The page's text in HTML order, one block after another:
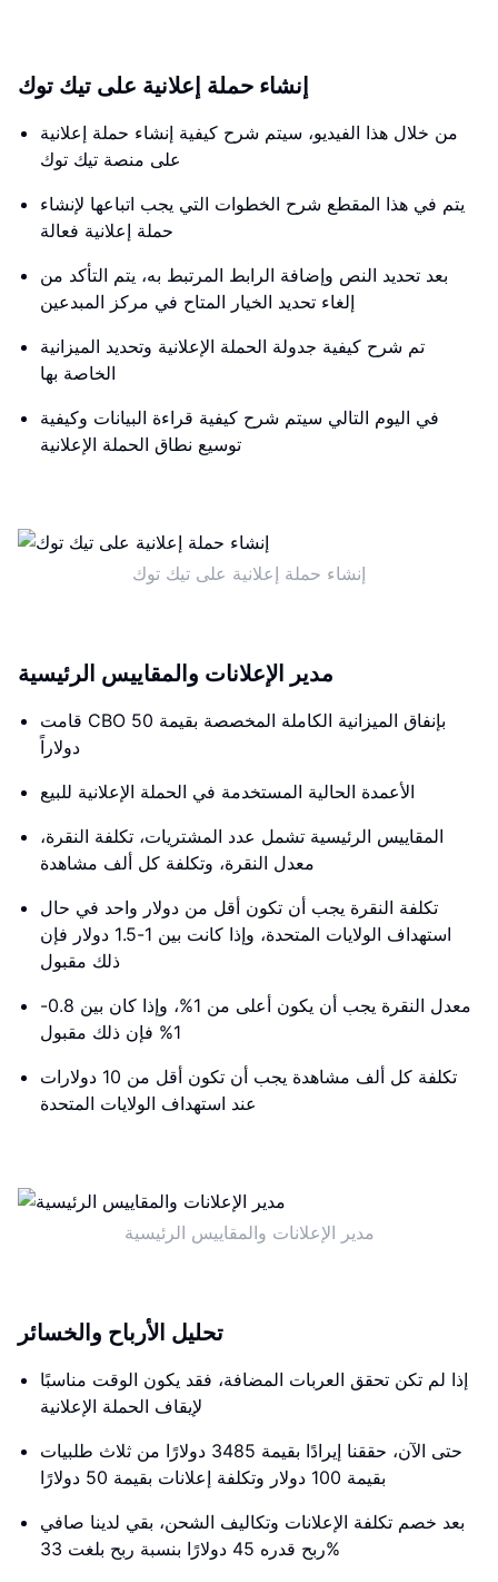
إنشاء حملة إعلانية على تيك توك
من خلال هذا الفيديو، سيتم شرح كيفية إنشاء حملة إعلانية
على منصة تيك توك
يتم في هذا المقطع شرح الخطوات التي يجب اتباعها لإنشاء
حملة إعلانية فعالة
بعد تحديد النص وإضافة الرابط المرتبط به، يتم التأكد من
إلغاء تحديد الخيار المتاح في مركز المبدعين
تم شرح كيفية جدولة الحملة الإعلانية وتحديد الميزانية
الخاصة بها
في اليوم التالي سيتم شرح كيفية قراءة البيانات وكيفية
توسيع نطاق الحملة الإعلانية
إنشاء حملة إعلانية على تيك توك
مدير الإعلانات والمقاييس الرئيسية
قامت CBO بإنفاق الميزانية الكاملة المخصصة بقيمة 50
دولاراً
الأعمدة الحالية المستخدمة في الحملة الإعلانية للبيع
المقاييس الرئيسية تشمل عدد المشتريات، تكلفة النقرة،
معدل النقرة، وتكلفة كل ألف مشاهدة
تكلفة النقرة يجب أن تكون أقل من دولار واحد في حال
استهداف الولايات المتحدة، وإذا كانت بين 1-1.5 دولار فإن
ذلك مقبول
معدل النقرة يجب أن يكون أعلى من 1%، وإذا كان بين 0.8-
1% فإن ذلك مقبول
تكلفة كل ألف مشاهدة يجب أن تكون أقل من 10 دولارات
عند استهداف الولايات المتحدة
مدير الإعلانات والمقاييس الرئيسية
تحليل الأرباح والخسائر
إذا لم تكن تحقق العربات المضافة، فقد يكون الوقت مناسبًا
لإيقاف الحملة الإعلانية
حتى الآن، حققنا إيرادًا بقيمة 3485 دولارًا من ثلاث طلبيات
بقيمة 100 دولار وتكلفة إعلانات بقيمة 50 دولارًا
بعد خصم تكلفة الإعلانات وتكاليف الشحن، بقي لدينا صافي
ربح قدره 45 دولارًا بنسبة ربح بلغت 33%